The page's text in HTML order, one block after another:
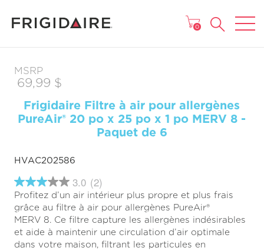
MENU
0
MSRP
69,99 $
Frigidaire Filtre à air pour allergènes
PureAir® 20 po x 25 po x 1 po MERV 8 -
Paquet de 6
HVAC202586
3.0
étoiles
sur
5
,
valeur
de
3.0 (2)
Profitez d’un air intérieur plus propre et plus frais
grâce au filtre à air pour allergènes PureAir®
MERV 8. Ce filtre capture les allergènes indésirables
et aide à maintenir une circulation d’air optimale
dans votre maison, filtrant les particules en